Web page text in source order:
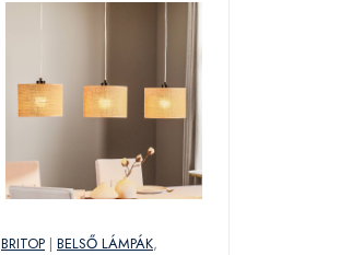
BRITOP | BELSŐ LÁMPÁK,